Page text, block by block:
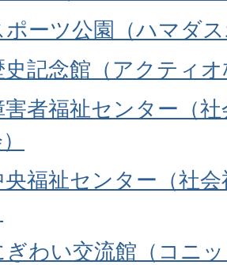
ポーツ公園（ハマダ
記念館（アクティ
害者福祉センター（
央福祉センター（社
ぎわい交流館（コニ